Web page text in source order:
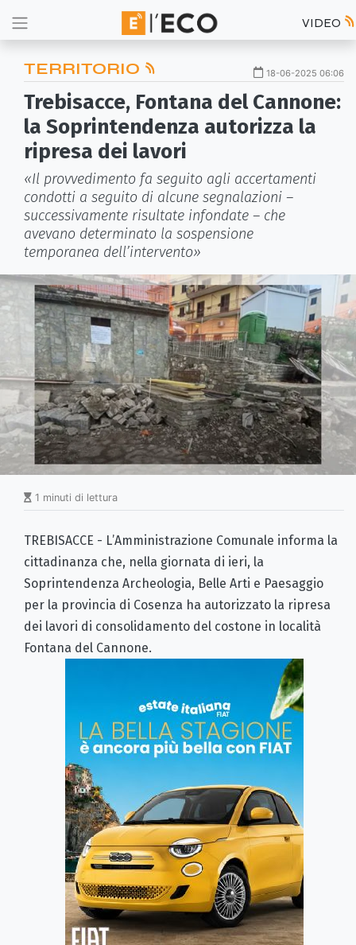
VIDEO
TERRITORIO 18-06-2025 06:06
Trebisacce, Fontana del Cannone:
la Soprintendenza autorizza la
ripresa dei lavori
«Il provvedimento fa seguito agli accertamenti
condotti a seguito di alcune segnalazioni –
successivamente risultate infondate – che
avevano determinato la sospensione
temporanea dell’intervento»
1 minuti di lettura
TREBISACCE - L’Amministrazione Comunale informa la
cittadinanza che, nella giornata di ieri, la
Soprintendenza Archeologia, Belle Arti e Paesaggio
per la provincia di Cosenza ha autorizzato la ripresa
dei lavori di consolidamento del costone in località
Fontana del Cannone.